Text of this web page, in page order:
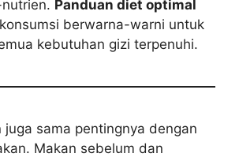
Panduan diet optimal
berwarna-warni untuk
kebutuhan gizi terpenuhi.
sama pentingnya dengan
Makan sebelum dan